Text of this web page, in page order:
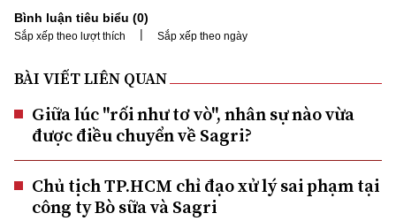
Bình luận tiêu biểu (0)
Sắp xếp theo lượt thích | Sắp xếp theo ngày
BÀI VIẾT LIÊN QUAN
Giữa lúc "rối như tơ vò", nhân sự nào vừa
được điều chuyển về Sagri?
Chủ tịch TP.HCM chỉ đạo xử lý sai phạm tại
công ty Bò sữa và Sagri